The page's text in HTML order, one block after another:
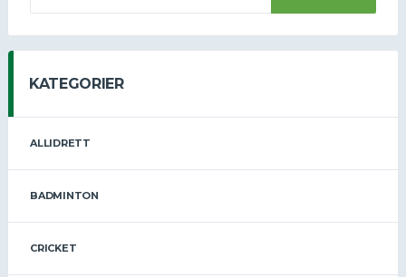
KATEGORIER
ALLIDRETT
BADMINTON
CRICKET